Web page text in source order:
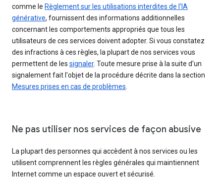
comme le Règlement sur les utilisations interdites de l'IA
générative, fournissent des informations additionnelles
concernant les comportements appropriés que tous les
utilisateurs de ces services doivent adopter. Si vous constatez
des infractions à ces règles, la plupart de nos services vous
permettent de les signaler. Toute mesure prise à la suite d'un
signalement fait l'objet de la procédure décrite dans la section
Mesures prises en cas de problèmes.
Ne pas utiliser nos services de façon abusive
La plupart des personnes qui accèdent à nos services ou les
utilisent comprennent les règles générales qui maintiennent
Internet comme un espace ouvert et sécurisé.